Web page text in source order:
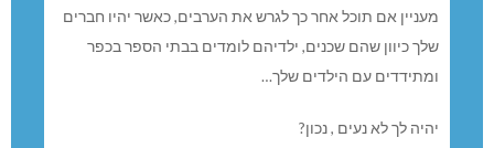
אם תוכל אחר כך לגרש את הערבים, כאשר יהיו חברים
כיוון שהם שכנים, ילדיהם לומדים בבתי הספר בכפר
עם הילדים שלך…
לך לא נעים , נכון?